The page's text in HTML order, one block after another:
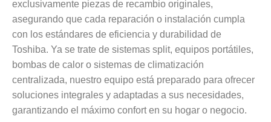
exclusivamente piezas de recambio originales,
asegurando que cada reparación o instalación cumpla
con los estándares de eficiencia y durabilidad de
Toshiba. Ya se trate de sistemas split, equipos portátiles,
bombas de calor o sistemas de climatización
centralizada, nuestro equipo está preparado para ofrecer
soluciones integrales y adaptadas a sus necesidades,
garantizando el máximo confort en su hogar o negocio.